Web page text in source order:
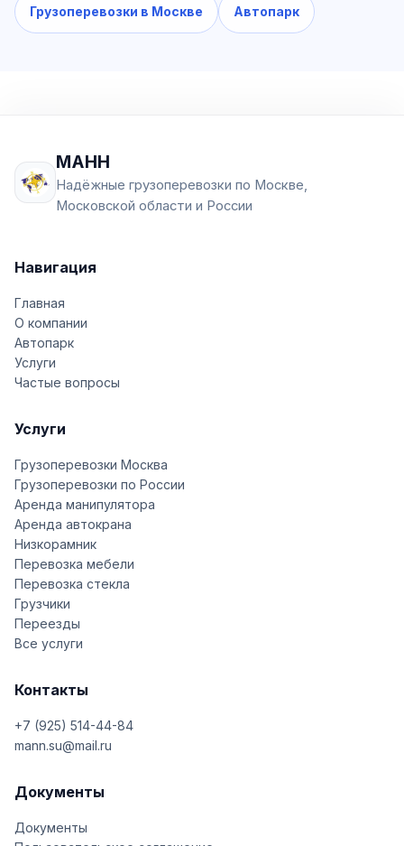
Грузоперевозки в Москве Автопарк
МАНН
Надёжные грузоперевозки по Москве,
Московской области и России
Навигация
Главная
О компании
Автопарк
Услуги
Частые вопросы
Услуги
Грузоперевозки Москва
Грузоперевозки по России
Аренда манипулятора
Аренда автокрана
Низкорамник
Перевозка мебели
Перевозка стекла
Грузчики
Переезды
Все услуги
Контакты
+7 (925) 514-44-84
mann.su@mail.ru
Документы
Документы